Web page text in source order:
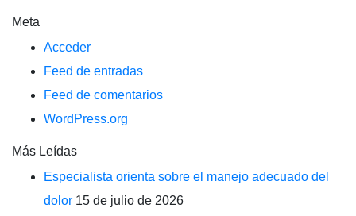
Meta
Acceder
Feed de entradas
Feed de comentarios
WordPress.org
Más Leídas
Especialista orienta sobre el manejo adecuado del
dolor 15 de julio de 2026